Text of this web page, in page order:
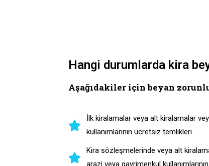
Hangi durumlarda kira
Aşağıdakiler için beyan
İlk kiralamalar veya alt kiralamalar
kullanımlarının ücretsiz temlikleri.
Kira sözleşmelerinde veya alt
arazi veya gayrimenkul